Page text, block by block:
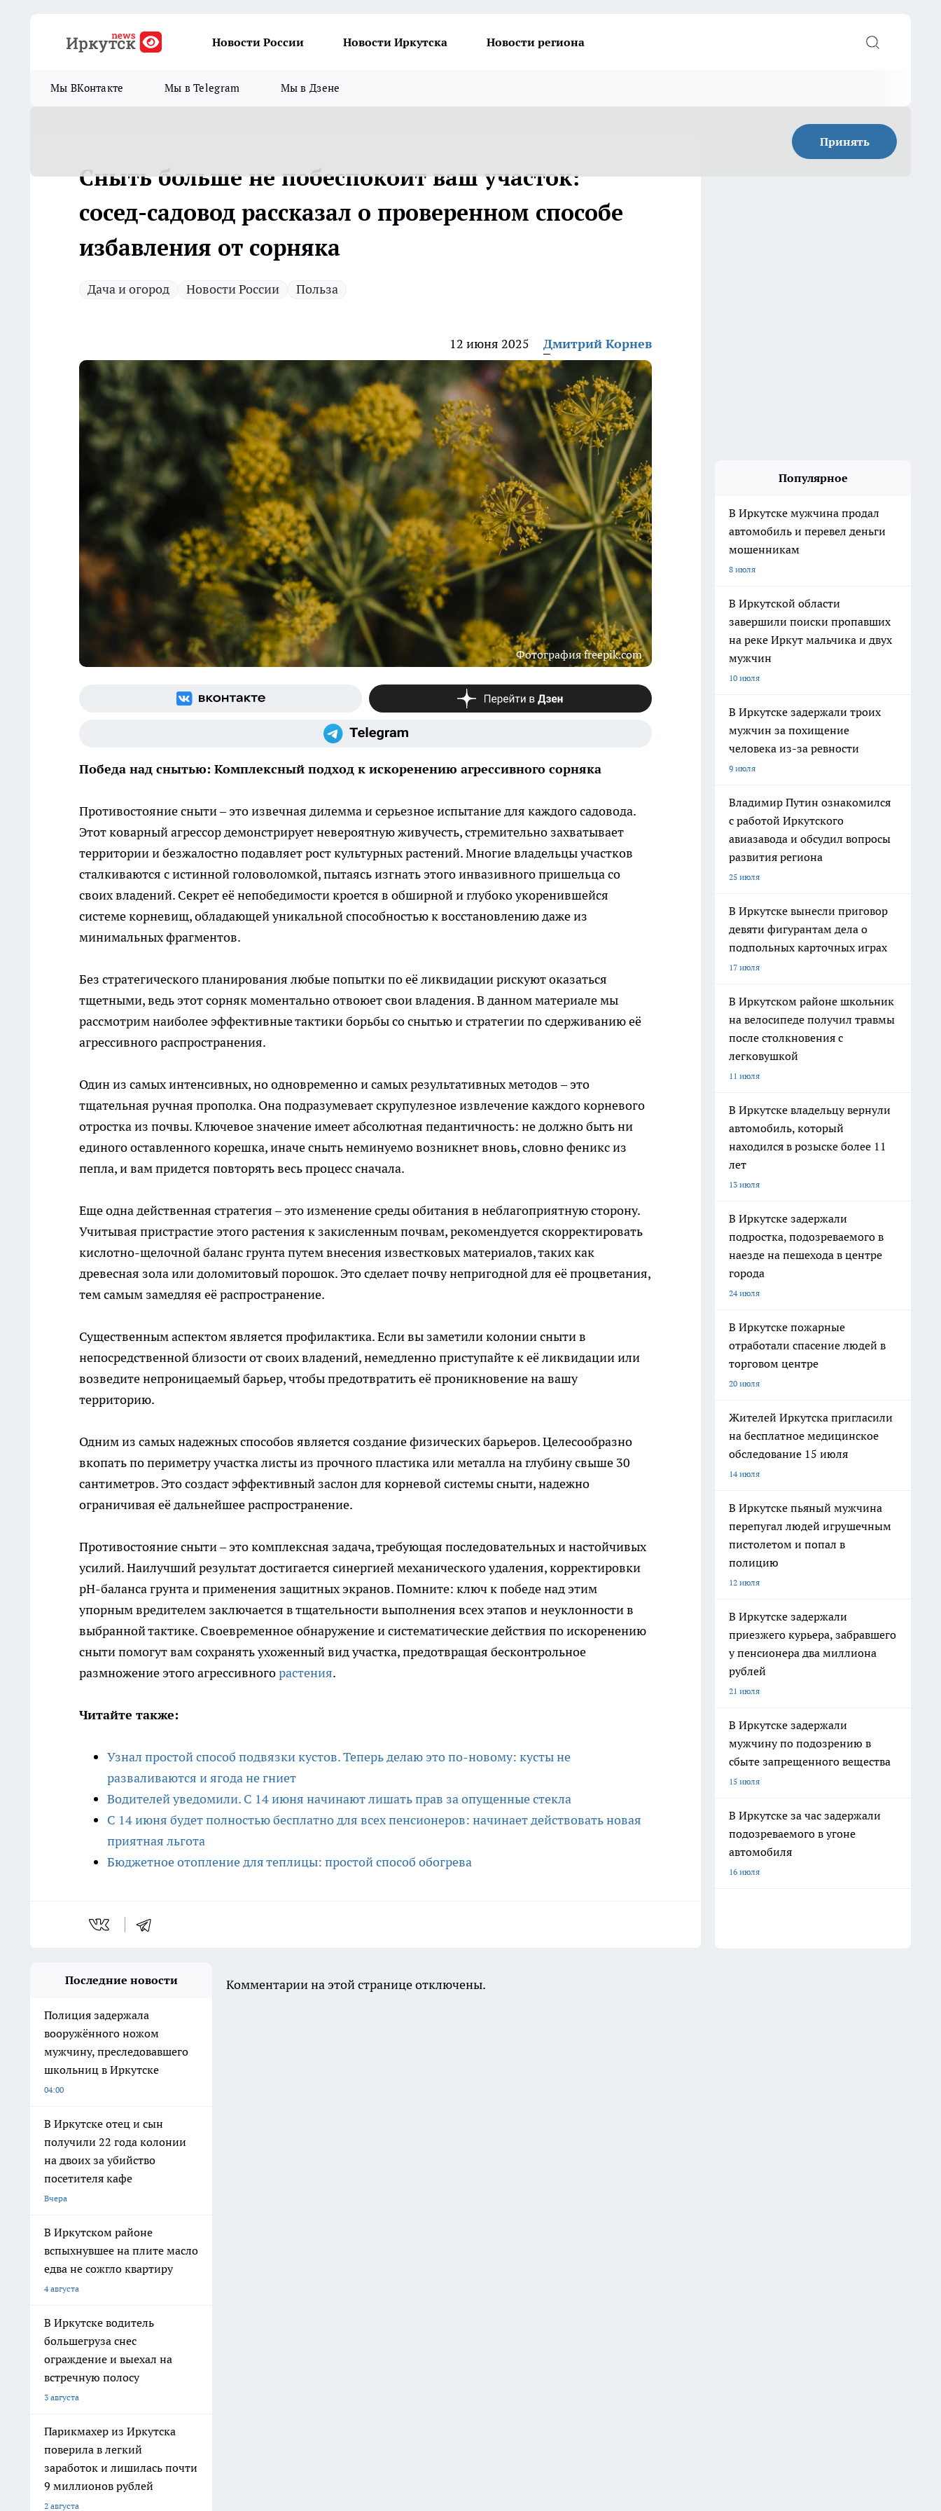
Новости России Новости Иркутска Новости региона
Мы ВКонтакте Мы в Telegram Мы в Дзене
Принять
Сныть больше не побеспокоит ваш участок:
сосед-садовод рассказал о проверенном способе
избавления от сорняка
Дача и огород Новости России Польза
12 июня 2025 Дмитрий Корнев
Фотография freepik.com
Победа над снытью: Комплексный подход к искоренению агрессивного сорняка
Противостояние сныти – это извечная дилемма и серьезное испытание для каждого садовода.
Этот коварный агрессор демонстрирует невероятную живучесть, стремительно захватывает
территории и безжалостно подавляет рост культурных растений. Многие владельцы участков
сталкиваются с истинной головоломкой, пытаясь изгнать этого инвазивного пришельца со
своих владений. Секрет её непобедимости кроется в обширной и глубоко укоренившейся
системе корневищ, обладающей уникальной способностью к восстановлению даже из
минимальных фрагментов.
Без стратегического планирования любые попытки по её ликвидации рискуют оказаться
тщетными, ведь этот сорняк моментально отвоюет свои владения. В данном материале мы
рассмотрим наиболее эффективные тактики борьбы со снытью и стратегии по сдерживанию её
агрессивного распространения.
Один из самых интенсивных, но одновременно и самых результативных методов – это
тщательная ручная прополка. Она подразумевает скрупулезное извлечение каждого корневого
отростка из почвы. Ключевое значение имеет абсолютная педантичность: не должно быть ни
единого оставленного корешка, иначе сныть неминуемо возникнет вновь, словно феникс из
пепла, и вам придется повторять весь процесс сначала.
Еще одна действенная стратегия – это изменение среды обитания в неблагоприятную сторону.
Учитывая пристрастие этого растения к закисленным почвам, рекомендуется скорректировать
кислотно-щелочной баланс грунта путем внесения известковых материалов, таких как
древесная зола или доломитовый порошок. Это сделает почву непригодной для её процветания,
тем самым замедляя её распространение.
Существенным аспектом является профилактика. Если вы заметили колонии сныти в
непосредственной близости от своих владений, немедленно приступайте к её ликвидации или
возведите непроницаемый барьер, чтобы предотвратить её проникновение на вашу
территорию.
Одним из самых надежных способов является создание физических барьеров. Целесообразно
вкопать по периметру участка листы из прочного пластика или металла на глубину свыше 30
сантиметров. Это создаст эффективный заслон для корневой системы сныти, надежно
ограничивая её дальнейшее распространение.
Противостояние сныти – это комплексная задача, требующая последовательных и настойчивых
усилий. Наилучший результат достигается синергией механического удаления, корректировки
pH-баланса грунта и применения защитных экранов. Помните: ключ к победе над этим
упорным вредителем заключается в тщательности выполнения всех этапов и неуклонности в
выбранной тактике. Своевременное обнаружение и систематические действия по искоренению
сныти помогут вам сохранять ухоженный вид участка, предотвращая бесконтрольное
размножение этого агрессивногорастения.
Читайте также:
Узнал простой способ подвязки кустов. Теперь делаю это по-новому: кусты не
разваливаются и ягода не гниет
Водителей уведомили. С 14 июня начинают лишать прав за опущенные стекла
С 14 июня будет полностью бесплатно для всех пенсионеров: начинает действовать новая
приятная льгота
Бюджетное отопление для теплицы: простой способ обогрева
Популярное
В Иркутске мужчина продал
автомобиль и перевел деньги
мошенникам
8 июля
В Иркутской области
завершили поиски пропавших
на реке Иркут мальчика и двух
мужчин
10 июля
В Иркутске задержали троих
мужчин за похищение
человека из-за ревности
9 июля
Владимир Путин ознакомился
с работой Иркутского
авиазавода и обсудил вопросы
развития региона
25 июля
В Иркутске вынесли приговор
девяти фигурантам дела о
подпольных карточных играх
17 июля
В Иркутском районе школьник
на велосипеде получил травмы
после столкновения с
легковушкой
11 июля
В Иркутске владельцу вернули
автомобиль, который
находился в розыске более 11
лет
13 июля
В Иркутске задержали
подростка, подозреваемого в
наезде на пешехода в центре
города
24 июля
В Иркутске пожарные
отработали спасение людей в
торговом центре
20 июля
Жителей Иркутска пригласили
на бесплатное медицинское
обследование 15 июля
14 июля
В Иркутске пьяный мужчина
перепугал людей игрушечным
пистолетом и попал в
полицию
12 июля
В Иркутске задержали
приезжего курьера, забравшего
у пенсионера два миллиона
рублей
21 июля
В Иркутске задержали
мужчину по подозрению в
сбыте запрещенного вещества
15 июля
В Иркутске за час задержали
подозреваемого в угоне
автомобиля
16 июля
Последние новости
Полиция задержала
вооружённого ножом
мужчину, преследовавшего
школьниц в Иркутске
04:00
В Иркутске отец и сын
получили 22 года колонии
на двоих за убийство
посетителя кафе
Вчера
В Иркутском районе
вспыхнувшее на плите масло
едва не сожгло квартиру
4 августа
В Иркутске водитель
большегруза снес
ограждение и выехал на
встречную полосу
3 августа
Парикмахер из Иркутска
поверила в легкий
заработок и лишилась почти
9 миллионов рублей
2 августа
Комментарии на этой странице отключены.